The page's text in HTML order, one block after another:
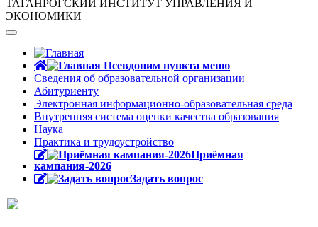
ТАГАНРОГСКИЙ ИНСТИТУТ УПРАВЛЕНИЯ И
ЭКОНОМИКИ
Сведения об образовательной организации
Абитуриенту
Электронная информационно-образовательная среда
Внутренняя система оценки качества образования
Наука
Практика и трудоустройство
Приёмная
кампания-2026
Задать вопрос